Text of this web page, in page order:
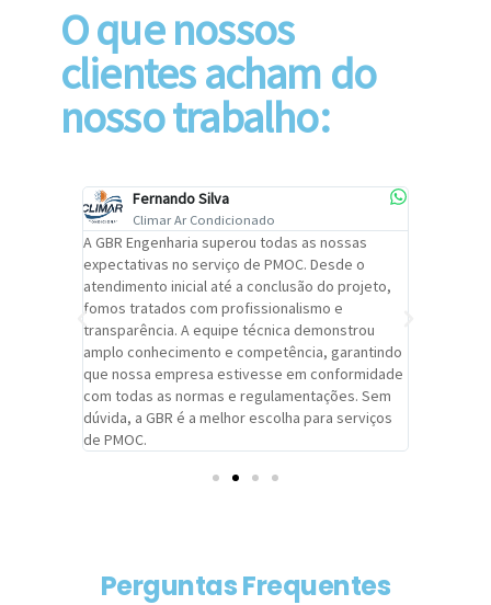
O que nossos
clientes acham do
nosso trabalho:
Fernando Silva
Climar Ar Condicionado
A GBR Engenharia superou todas as nossas
expectativas no serviço de PMOC. Desde o
atendimento inicial até a conclusão do projeto,
fomos tratados com profissionalismo e
transparência. A equipe técnica demonstrou
amplo conhecimento e competência, garantindo
que nossa empresa estivesse em conformidade
com todas as normas e regulamentações. Sem
dúvida, a GBR é a melhor escolha para serviços
de PMOC.
Perguntas Frequentes